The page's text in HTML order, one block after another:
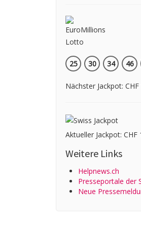
25 30 34 46
Nächster Jackpot:
Aktueller Jackpot: CHF
Weitere Links
Helpnews.ch
Presseportale der
Neue